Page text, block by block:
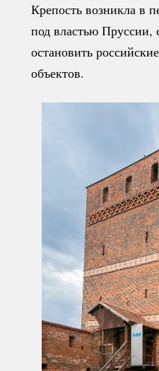
Крепость возникла в
под властью Пруссии,
остановить
объектов.